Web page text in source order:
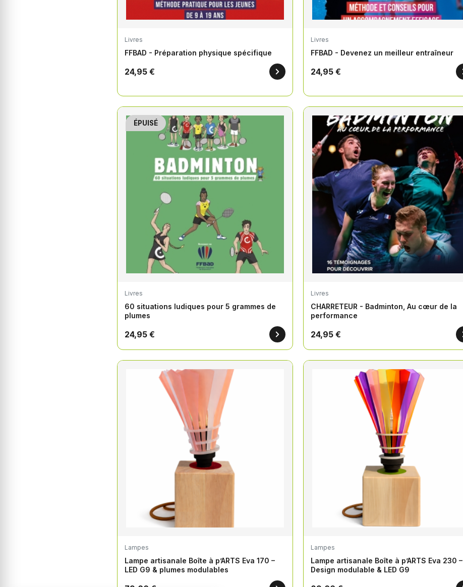
Livres
FFBAD - Préparation physique spécifique
24,95 €
Livres
FFBAD - Devenez un meilleur entraîneur
24,95 €
ÉPUISÉ
Livres
60 situations ludiques pour 5 grammes de
plumes
24,95 €
Livres
CHARRETEUR - Badminton, Au cœur de la
performance
24,95 €
Lampes
Lampe artisanale Boîte à p’ARTS Eva 170 –
LED G9 & plumes modulables
Lampes
Lampe artisanale Boîte à p’ARTS Eva 230 –
Design modulable & LED G9